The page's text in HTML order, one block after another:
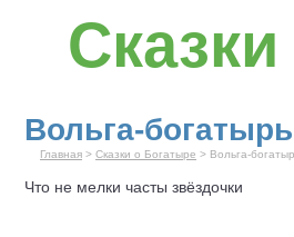
Вольга-богатырь
Главная > Сказки о Богатыре > Вольга-
Что не мелки часты звёздочки